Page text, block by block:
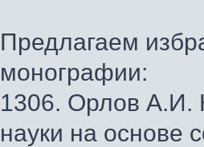
Предлагаем
монографии:
1306. Орлов А.И.
науки на основе